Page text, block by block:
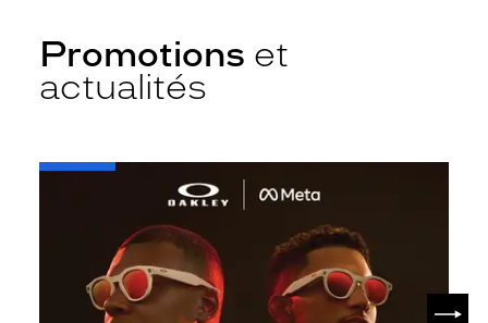
Promotions et
actualités
-